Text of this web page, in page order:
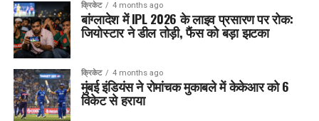
क्रिकेट 4 months ago
बांग्लादेश में IPL 2026 के लाइव प्रसारण पर रोक:
जियोस्टार ने डील तोड़ी, फैंस को बड़ा झटका
क्रिकेट 4 months ago
मुंबई इंडियंस ने रोमांचक मुकाबले में केकेआर को 6
विकेट से हराया